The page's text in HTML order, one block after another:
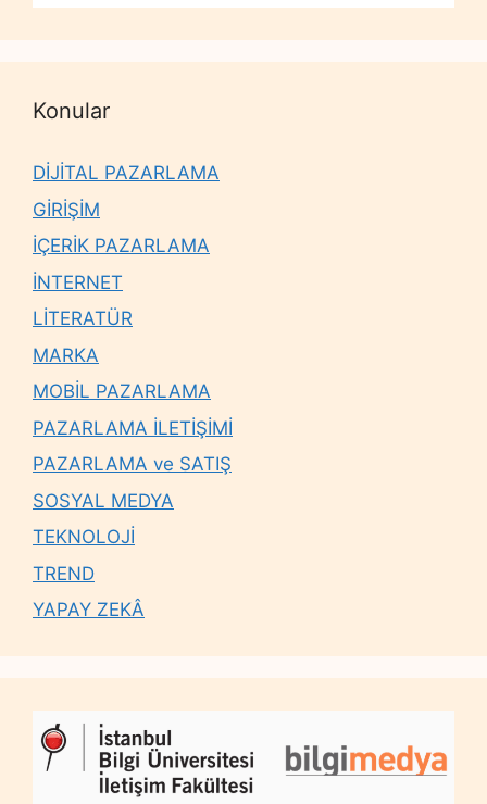
Konular
DİJİTAL PAZARLAMA
GİRİŞİM
İÇERİK PAZARLAMA
İNTERNET
LİTERATÜR
MARKA
MOBİL PAZARLAMA
PAZARLAMA İLETİŞİMİ
PAZARLAMA ve SATIŞ
SOSYAL MEDYA
TEKNOLOJİ
TREND
YAPAY ZEKÂ